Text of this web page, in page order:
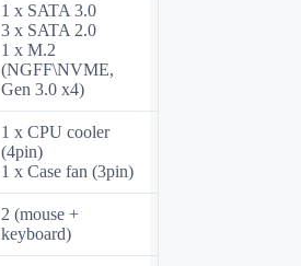
1 x SATA 3.0
3 x SATA 2.0
1 x M.2
(NGFF\NVME,
Gen 3.0 x4)
1 x CPU cooler
(4pin)
1 x Case fan (3pin)
2 (mouse +
keyboard)